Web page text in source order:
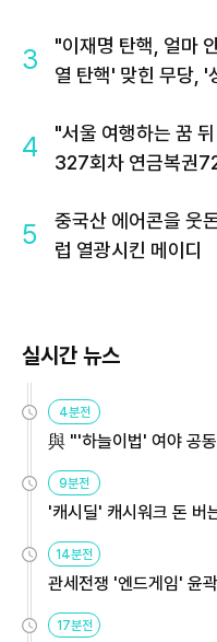
3
"이재명 탄핵, 얼마
열 탄핵' 맞힌 무당, '
4
"서울 여행하는 꿈
327회차 연금복권
5
중국산 에어콘을 웃
럽 열광시킨 메이디
실시간 뉴스
4분전
與 "'하늘이법' 여야 공
9분전
'캐시딜' 캐시워크 돈 버
14분전
관세전쟁 '엔드게임' 윤
17분전